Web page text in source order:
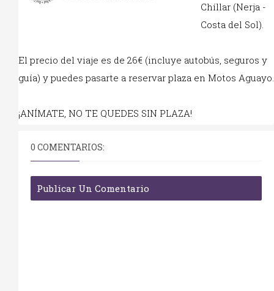
Chíllar (Nerja -
Costa del Sol).
El precio del viaje es de 26€ (incluye autobús, seguros y
guía) y puedes pasarte a reservar plaza en Motos Aguayo.
¡ANÍMATE, NO TE QUEDES SIN PLAZA!
0 COMENTARIOS:
Publicar Un Comentario